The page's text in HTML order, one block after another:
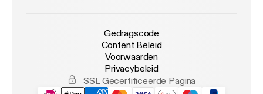
Gedragscode
Content Beleid
Voorwaarden
Privacybeleid
SSL Gecertificeerde Pagina